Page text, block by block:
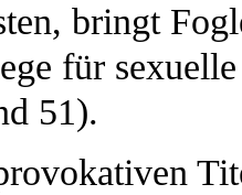
bringt
für
51).